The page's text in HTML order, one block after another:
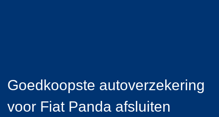
Goedkoopste autoverzekering
voor Fiat Panda afsluiten